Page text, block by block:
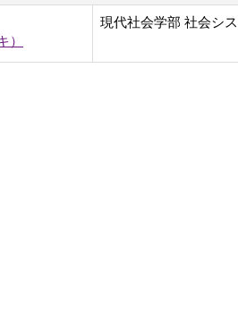
）
現代社会学部 社会シ